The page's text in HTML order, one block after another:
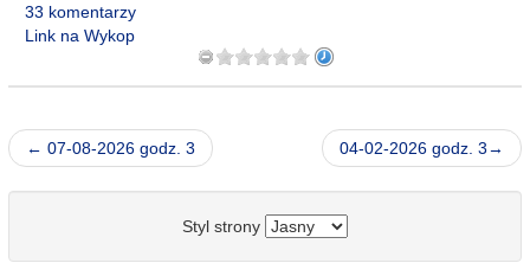
33 komentarzy
Link na Wykop
← 07-08-2026 godz. 3 04-02-2026 godz. 3→
Styl strony